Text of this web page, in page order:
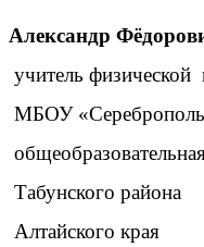
Александр
учитель физической
МБОУ
Табунского района
Алтайского края